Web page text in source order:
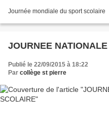
Journée mondiale du sport scolaire
JOURNEE
Publié le 22/09/2015 à 18:22
Par collège st pierre